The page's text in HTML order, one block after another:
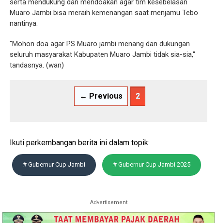
Muaro Jambi bisa meraih kemenangan saat menjamu Tebo
nantinya.
"Mohon doa agar PS Muaro jambi menang dan dukungan
seluruh masyarakat Kabupaten Muaro Jambi tidak sia-sia,"
tandasnya. (wan)
← Previous 2
Ikuti perkembangan berita ini dalam topik:
# Gubernur Cup Jambi # Gubernur Cup Jambi 2025
Advertisement